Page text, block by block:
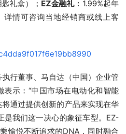
礼盒）； EZ金融礼： 1.99%起年
情可咨询当地经销商或线上客
行董事、马自达（中国）企业管
表示：“中国市场在电动化和智能
通过提供创新的产品来实现在华
是我们这一决心的象征车型。EZ-
愉悦不断追求的DNA，同时融合